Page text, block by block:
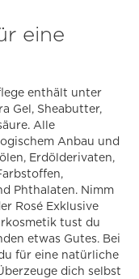
eine
enthält unter
Gel, Sheabutter,
Alle
Anbau und
Erdölderivaten,
Phthalaten. Nimm
Rosé Exklusive
tust du
etwas Gutes. Bei
für eine natürliche
dich selbst